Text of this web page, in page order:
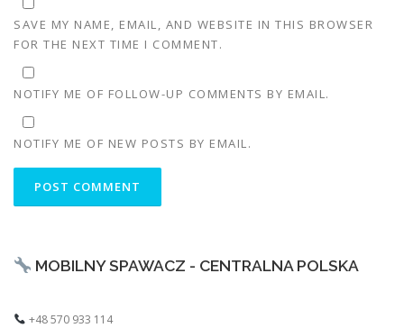
SAVE MY NAME, EMAIL, AND WEBSITE IN THIS BROWSER
FOR THE NEXT TIME I COMMENT.
NOTIFY ME OF FOLLOW-UP COMMENTS BY EMAIL.
NOTIFY ME OF NEW POSTS BY EMAIL.
MOBILNY SPAWACZ - CENTRALNA POLSKA
+48 570 933 114